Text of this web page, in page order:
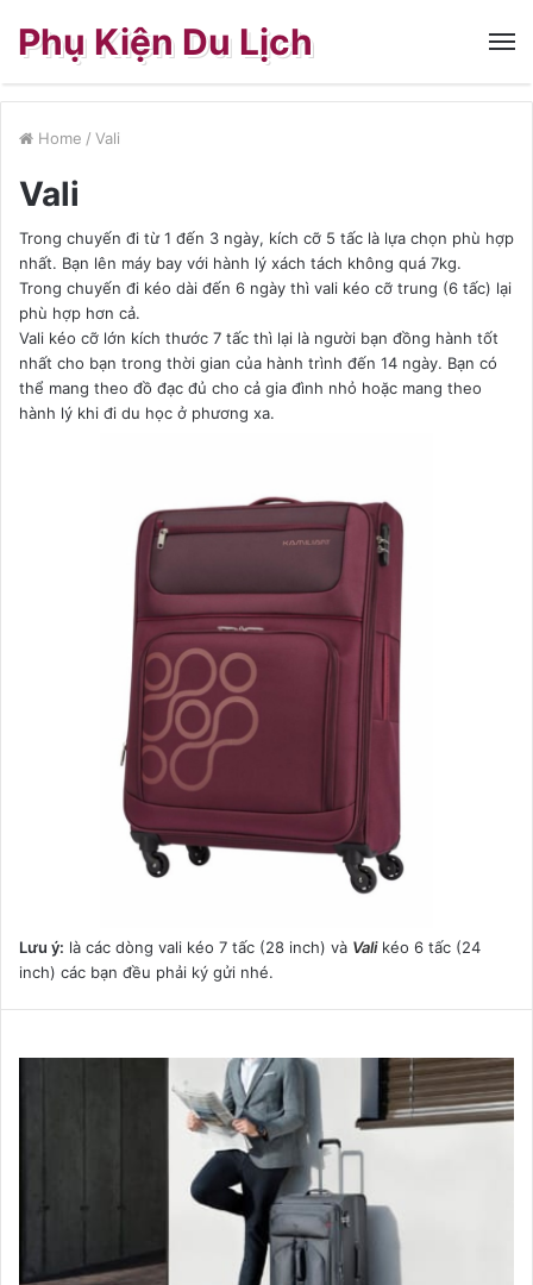
Phụ Kiện Du Lịch
Home / Vali
Vali
Trong chuyến đi từ 1 đến 3 ngày, kích cỡ 5 tấc là lựa chọn phù hợp
nhất. Bạn lên máy bay với hành lý xách tách không quá 7kg.
Trong chuyến đi kéo dài đến 6 ngày thì vali kéo cỡ trung (6 tấc) lại
phù hợp hơn cả.
Vali kéo cỡ lớn kích thước 7 tấc thì lại là người bạn đồng hành tốt
nhất cho bạn trong thời gian của hành trình đến 14 ngày. Bạn có
thể mang theo đồ đạc đủ cho cả gia đình nhỏ hoặc mang theo
hành lý khi đi du học ở phương xa.
Lưu ý: là các dòng vali kéo 7 tấc (28 inch) và Valikéo 6 tấc (24
inch) các bạn đều phải ký gửi nhé.